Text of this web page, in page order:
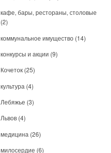
кафе, бары, рестораны, столовые
(2)
коммунальное имущество (14)
конкурсы и акции (9)
Кочеток (25)
культура (4)
Лебяжье (3)
Львов (4)
медицина (26)
милосердие (6)